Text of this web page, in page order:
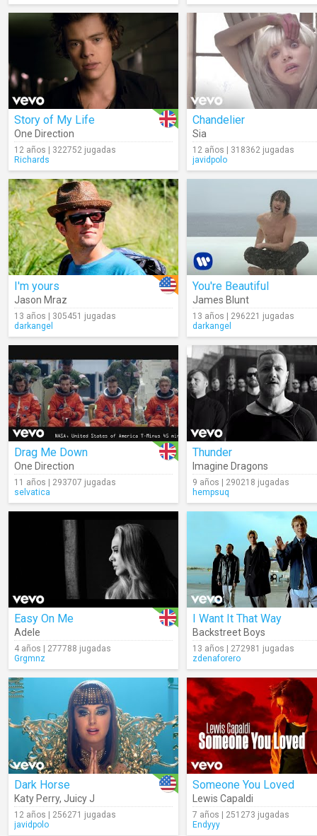
Story of My Life
One Direction
12 años | 322752 jugadas
Richards
Chandelier
Sia
12 años | 318362 jugadas
javidpolo
I'm yours
Jason Mraz
13 años | 305451 jugadas
darkangel
You're Beautiful
James Blunt
13 años | 296221 jugadas
darkangel
Drag Me Down
One Direction
11 años | 293707 jugadas
selvatica
Thunder
Imagine Dragons
9 años | 290218 jugadas
hempsuq
Easy On Me
Adele
4 años | 277788 jugadas
Grgmnz
I Want It That Way
Backstreet Boys
13 años | 272981 jugadas
zdenaforero
Dark Horse
Katy Perry, Juicy J
12 años | 256271 jugadas
javidpolo
Someone You Loved
Lewis Capaldi
7 años | 251273 jugadas
Endyyy